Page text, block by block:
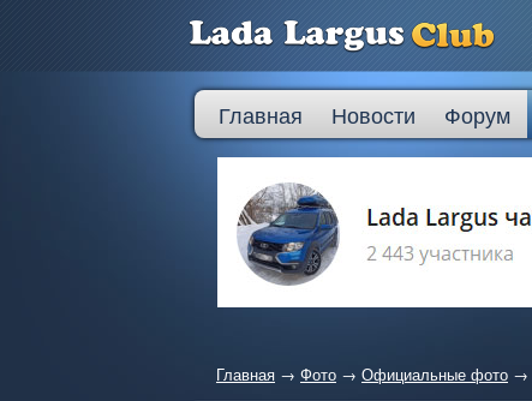
Главная Новости Форум
Главная → Фото → Официальные фото →